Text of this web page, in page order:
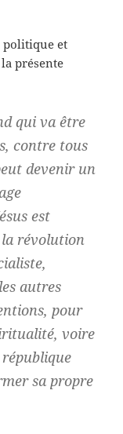
politique et
présente
qui va être
contre tous
devenir un
est
révolution
autres
pour
voire
sa propre